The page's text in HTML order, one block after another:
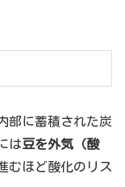
部に蓄積された炭
は豆を外気（酸
むほど酸化のリス